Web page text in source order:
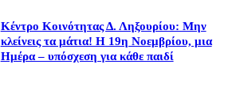
Κέντρο Κοινότητας Δ. Ληξουρίου: Μην
κλείνεις τα μάτια! Η 19η Νοεμβρίου, μια
Ημέρα – υπόσχεση για κάθε παιδί